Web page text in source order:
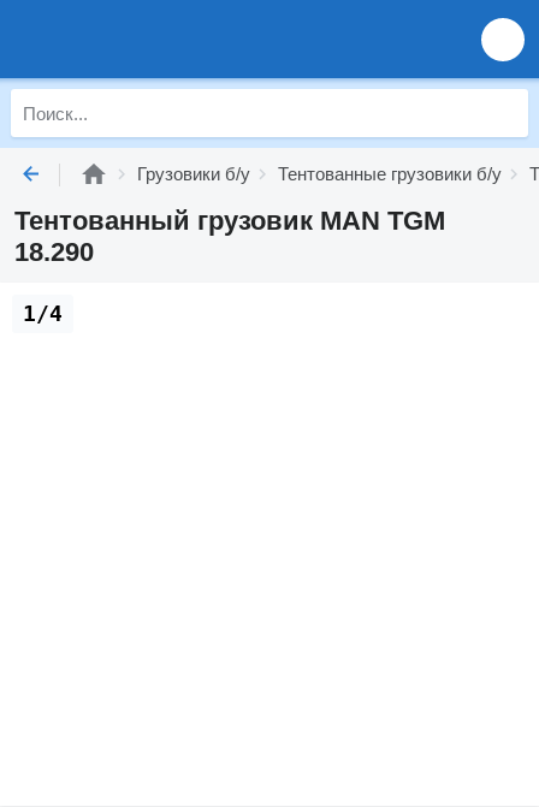
Грузовики б/у Тентованные грузовики б/у
Тентованный грузовик MAN TGM
18.290
1/4